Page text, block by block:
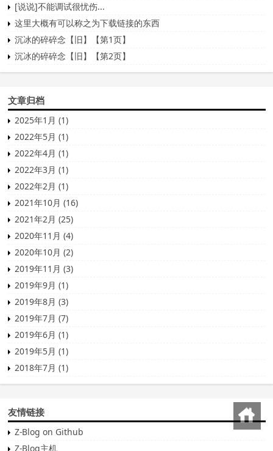
[说说]不能调试很忧伤...
这里大概有可以称之为下载链接的东西
沉冰的碎碎念【旧】【第1页】
沉冰的碎碎念【旧】【第2页】
文章归档
2025年1月 (1)
2022年5月 (1)
2022年4月 (1)
2022年3月 (1)
2022年2月 (1)
2021年10月 (16)
2021年2月 (25)
2020年11月 (4)
2020年10月 (2)
2019年11月 (3)
2019年9月 (1)
2019年8月 (3)
2019年7月 (7)
2019年6月 (1)
2019年5月 (1)
2018年7月 (1)
友情链接
Z-Blog on Github
Z-Blog主机
回到首页